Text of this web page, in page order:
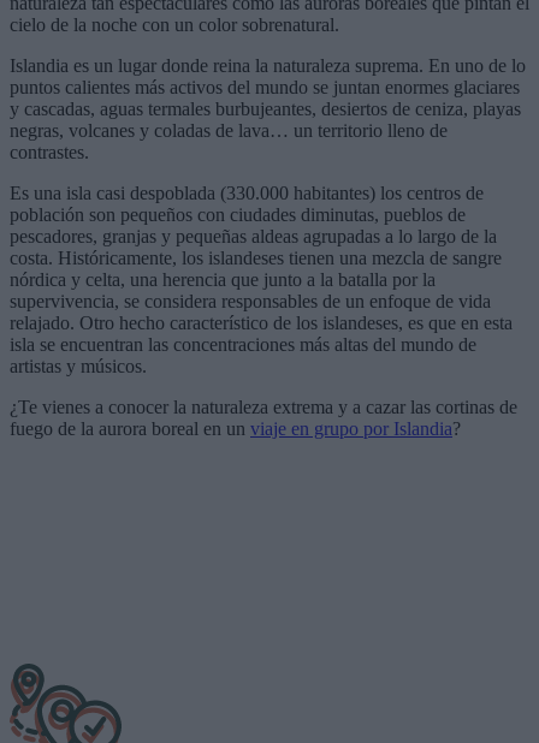
cielo de la noche con un color sobrenatural.
Islandia es un lugar donde reina la naturaleza suprema. En uno de lo
puntos calientes más activos del mundo se juntan enormes glaciares
y cascadas, aguas termales burbujeantes, desiertos de ceniza, playas
negras, volcanes y coladas de lava… un territorio lleno de
contrastes.
Es una isla casi despoblada (330.000 habitantes) los centros de
población son pequeños con ciudades diminutas, pueblos de
pescadores, granjas y pequeñas aldeas agrupadas a lo largo de la
costa. Históricamente, los islandeses tienen una mezcla de sangre
nórdica y celta, una herencia que junto a la batalla por la
supervivencia, se considera responsables de un enfoque de vida
relajado. Otro hecho característico de los islandeses, es que en esta
isla se encuentran las concentraciones más altas del mundo de
artistas y músicos.
¿Te vienes a conocer la naturaleza extrema y a cazar las cortinas de
fuego de la aurora boreal en un viaje en grupo por Islandia?